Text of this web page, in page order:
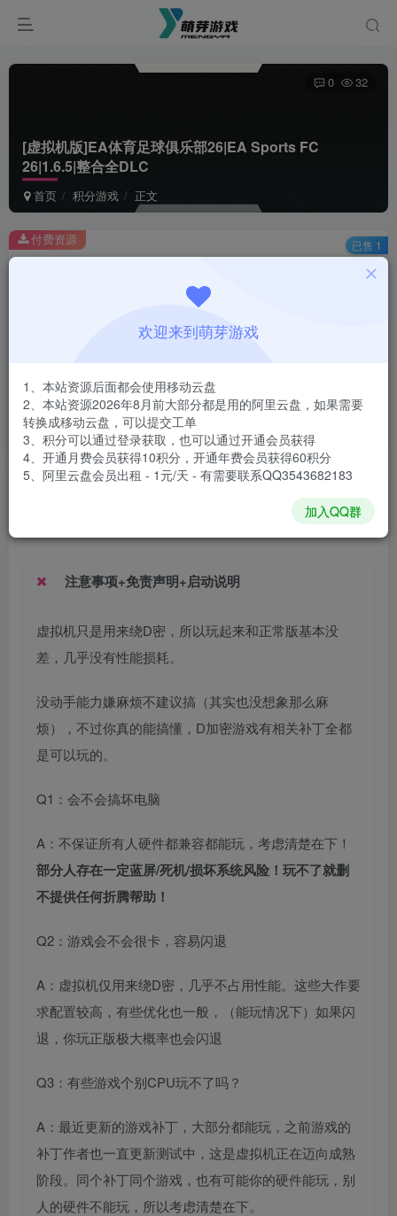
[虚拟机版]EA体育足球俱乐部26|EA Sports FC
26|1.6.5|整合全DLC
首页 积分游戏 正文
0 32
此内容为付费资源，请付费后查看
1积分
安装包大小
58.1 GB
游戏本体大小
付费资源 已售 1
关注 私信
注意事项+免责声明+启动说明
虚拟机只是用来绕D密，所以玩起来和正常版基本没
差，几乎没有性能损耗。
没动手能力嫌麻烦不建议搞（其实也没想象那么麻
烦），不过你真的能搞懂，D加密游戏有相关补丁全都
是可以玩的。
Q1：会不会搞坏电脑
A：不保证所有人硬件都兼容都能玩，考虑清楚在下！
部分人存在一定蓝屏/死机/损坏系统风险！玩不了就删
不提供任何折腾帮助！
Q2：游戏会不会很卡，容易闪退
A：虚拟机仅用来绕D密，几乎不占用性能。这些大作要
求配置较高，有些优化也一般，（能玩情况下）如果闪
退，你玩正版极大概率也会闪退
Q3：有些游戏个别CPU玩不了吗？
A：最近更新的游戏补丁，大部分都能玩，之前游戏的
补丁作者也一直更新测试中，这是虚拟机正在迈向成熟
阶段。同个补丁同个游戏，也有可能你的硬件能玩，别
人的硬件不能玩，所以考虑清楚在下。
欢迎来到萌芽游戏
1、本站资源后面都会使用移动云盘
2、本站资源2026年8月前大部分都是用的阿里云盘，如果需要
转换成移动云盘，可以提交工单
3、积分可以通过登录获取，也可以通过开通会员获得
4、开通月费会员获得10积分，开通年费会员获得60积分
5、阿里云盘会员出租 - 1元/天 - 有需要联系QQ3543682183
加入QQ群